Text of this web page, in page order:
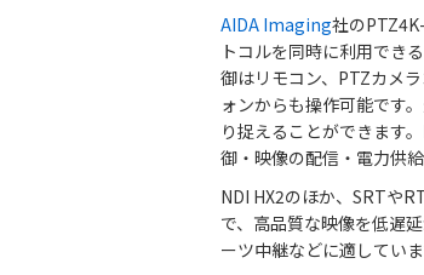
AIDA Imaging社の
トコルを同時に利用でき
御はリモコン、PTZカメ
ォンからも操作可能です
り捉えることができます
御・映像の配信・電力供
NDI HX2のほか、SRTや
で、高品質な映像を低遅
ーツ中継などに適していま